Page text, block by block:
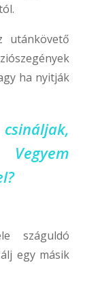
utánkövető
ha nyitják
száguldó
egy másik